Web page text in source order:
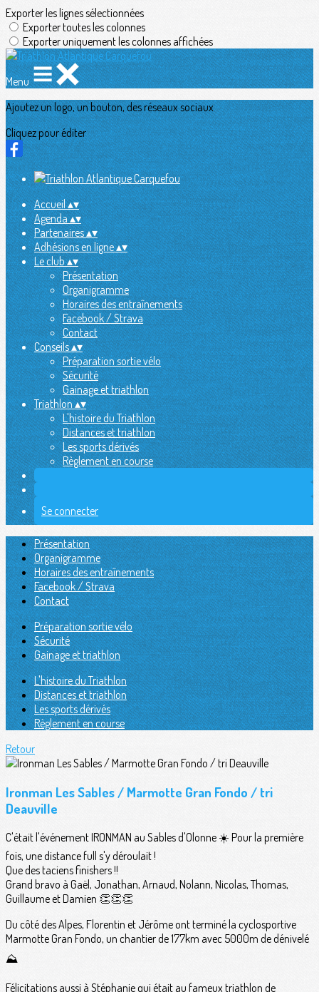
Exporter les lignes sélectionnées
Exporter toutes les colonnes
Exporter uniquement les colonnes affichées
Menu
Ajoutez un logo, un bouton, des réseaux sociaux
Cliquez pour éditer
Accueil▴▾
Agenda▴▾
Partenaires▴▾
Adhésions en ligne▴▾
Le club▴▾
Présentation
Organigramme
Horaires des entraînements
Facebook / Strava
Contact
Conseils▴▾
Préparation sortie vélo
Sécurité
Gainage et triathlon
Triathlon▴▾
L'histoire du Triathlon
Distances et triathlon
Les sports dérivés
Règlement en course
Se connecter
Présentation
Organigramme
Horaires des entraînements
Facebook / Strava
Contact
Préparation sortie vélo
Sécurité
Gainage et triathlon
L'histoire du Triathlon
Distances et triathlon
Les sports dérivés
Règlement en course
Retour
Ironman Les Sables / Marmotte Gran Fondo / tri
Deauville
C'était l'événement IRONMAN au Sables d'Olonne ☀️ Pour la première
fois, une distance full s'y déroulait !
Que des taciens finishers !!
Grand bravo à Gaël, Jonathan, Arnaud, Nolann, Nicolas, Thomas,
Guillaume et Damien 👏👏👏
Du côté des Alpes, Florentin et Jérôme ont terminé la cyclosportive
Marmotte Gran Fondo, un chantier de 177km avec 5000m de dénivelé
⛰️
Félicitations aussi à Stéphanie qui était au fameux triathlon de